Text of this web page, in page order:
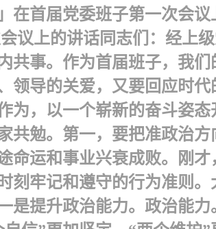
在首届党委班子第一次会
议上的讲话同志们：经上
共事。作为首届班子，我
领导的关爱，又要回应时
为，以一个崭新的奋斗姿
共勉。第一，要把准政治
命运和事业兴衰成败。刚
刻牢记和遵守的行为准则
是提升政治能力。政治能